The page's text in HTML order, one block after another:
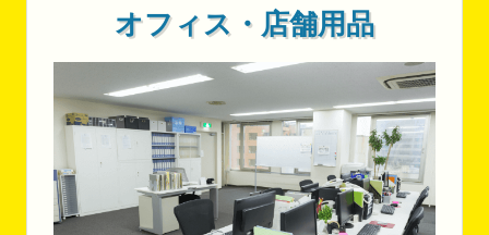
オフィス・店舗用品